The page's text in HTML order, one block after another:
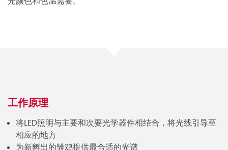
工作原理
将LED照明与主要和次要光学器件相结合，将光线引导至
相应的地方
为新孵出的雏鸡提供最合适的光谱